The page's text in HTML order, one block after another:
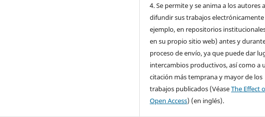
4. Se permite y se anima a los autores a
difundir sus trabajos
ejemplo, en repositorios
en su propio sitio web) antes y
proceso de envío, ya que puede dar
intercambios productivos, así como a
citación más temprana y mayor de los
trabajos publicados (VéaseThe Effect
Open Access) (en inglés).